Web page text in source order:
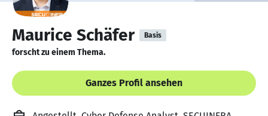
Maurice Schäfer Basis
forscht zu einem Thema.
Ganzes Profil ansehen